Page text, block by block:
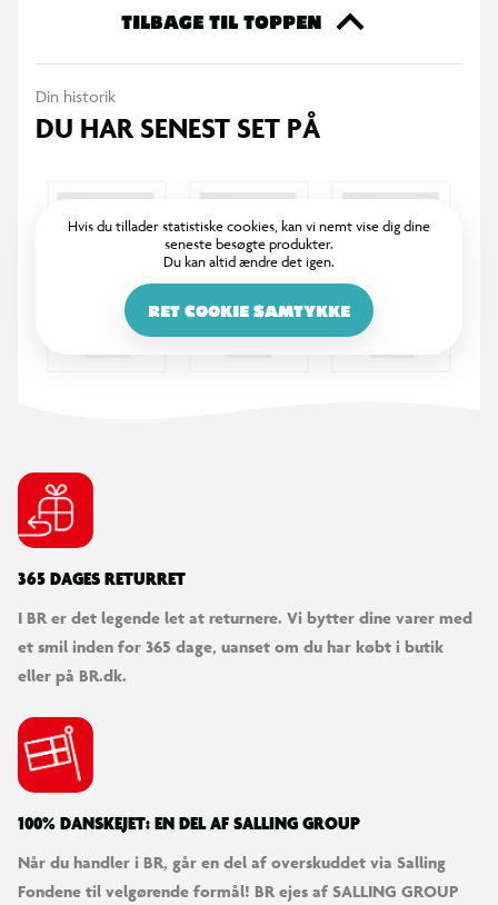
TILBAGE TIL TOPPEN
Din historik
DU HAR SENEST SET PÅ
Hvis du tillader statistiske cookies, kan vi nemt vise dig dine
seneste besøgte produkter.
Du kan altid ændre det igen.
RET COOKIE SAMTYKKE
365 DAGES RETURRET
I BR er det legende let at returnere. Vi bytter dine varer med
et smil inden for 365 dage, uanset om du har købt i butik
eller på BR.dk.
100% DANSKEJET: EN DEL AF SALLING GROUP
Når du handler i BR, går en del af overskuddet via Salling
Fondene til velgørende formål! BR ejes af SALLING GROUP